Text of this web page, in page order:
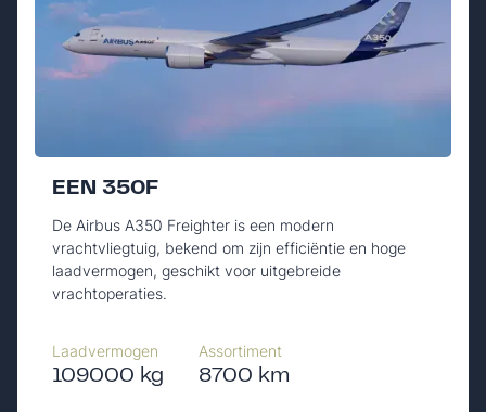
EEN 350F
De Airbus A350 Freighter is een modern
vrachtvliegtuig, bekend om zijn efficiëntie en hoge
laadvermogen, geschikt voor uitgebreide
vrachtoperaties.
Laadvermogen
109000 kg
Assortiment
8700 km